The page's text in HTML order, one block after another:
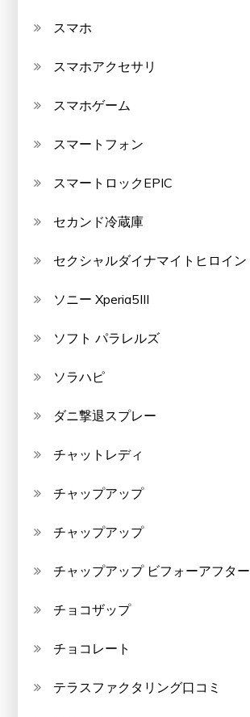
スマホ
スマホアクセサリ
スマホゲーム
スマートフォン
スマートロックEPIC
セカンド冷蔵庫
セクシャルダイナマイトヒロイン
ソニー Xperia5III
ソフト パラレルズ
ソラハピ
ダニ撃退スプレー
チャットレディ
チャップアップ
チャップアップ
チャップアップ ビフォーアフター
チョコザップ
チョコレート
テラスファクタリング口コミ